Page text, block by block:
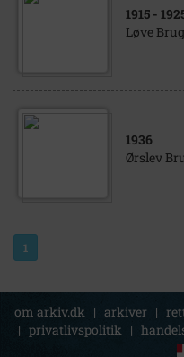
1915 -
Løve
1936
Ørslev
1
om arkiv.dk | arkiver |
| privatlivspolitik |